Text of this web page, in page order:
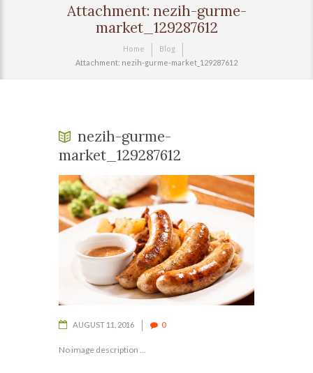
Attachment: nezih-gurme-
market_129287612
Home
Blog
Attachment: nezih-gurme-market_129287612
nezih-gurme-
market_129287612
AUGUST 11, 2016 0
No image description ...